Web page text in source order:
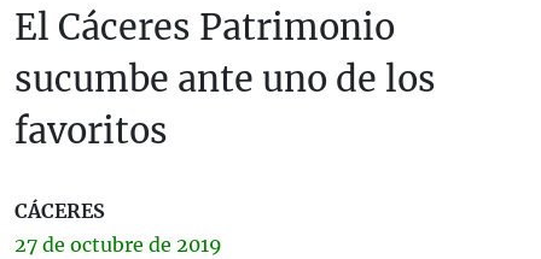
El Cáceres Patrimonio
sucumbe ante uno de los
favoritos
CÁCERES
27 de octubre de 2019